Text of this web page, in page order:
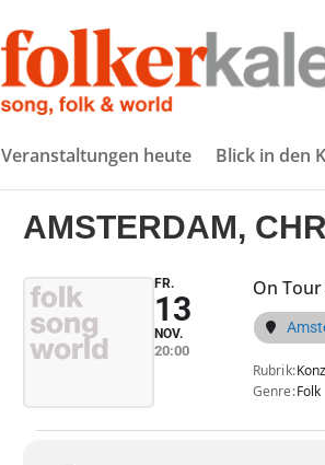
Veranstaltungen heute Blick in den
AMSTERDAM,
FR.
13
NOV.
20:00
On
Rubrik
Genre Folk